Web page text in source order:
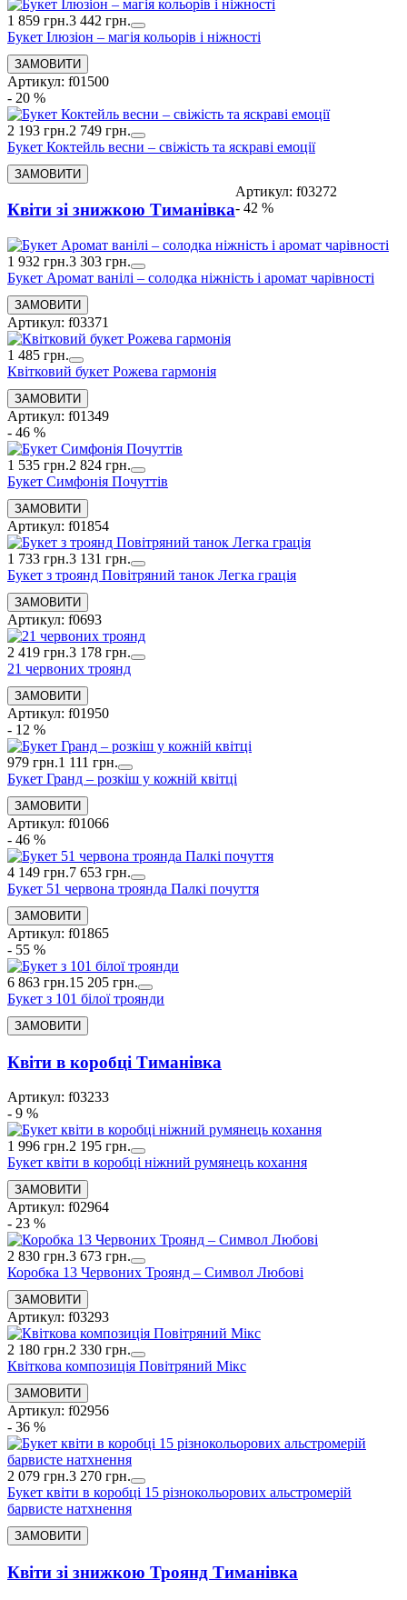
1 859 грн.3 442 грн.
Букет Ілюзіон – магія кольорів і ніжності
Артикул: f01500
- 20 %
2 193 грн.2 749 грн.
Букет Коктейль весни – свіжість та яскраві емоції
Квіти зі знижкою Тиманівка
Артикул: f03272
- 42 %
1 932 грн.3 303 грн.
Букет Аромат ванілі – солодка ніжність і аромат чарівності
Артикул: f03371
1 485 грн.
Квітковий букет Рожева гармонія
Артикул: f01349
- 46 %
1 535 грн.2 824 грн.
Букет Симфонія Почуттів
Артикул: f01854
1 733 грн.3 131 грн.
Букет з троянд Повітряний танок Легка грація
Артикул: f0693
2 419 грн.3 178 грн.
21 червоних троянд
Артикул: f01950
- 12 %
979 грн.1 111 грн.
Букет Гранд – розкіш у кожній квітці
Артикул: f01066
- 46 %
4 149 грн.7 653 грн.
Букет 51 червона троянда Палкі почуття
Артикул: f01865
- 55 %
6 863 грн.15 205 грн.
Букет з 101 білої троянди
Квіти в коробці Тиманівка
Артикул: f03233
- 9 %
1 996 грн.2 195 грн.
Букет квіти в коробці ніжний румянець кохання
Артикул: f02964
- 23 %
2 830 грн.3 673 грн.
Коробка 13 Червоних Троянд – Символ Любові
Артикул: f03293
2 180 грн.2 330 грн.
Квіткова композиція Повітряний Мікс
Артикул: f02956
- 36 %
2 079 грн.3 270 грн.
Букет квіти в коробці 15 різнокольорових альстромерій
барвисте натхнення
Квіти зі знижкою Троянд Тиманівка